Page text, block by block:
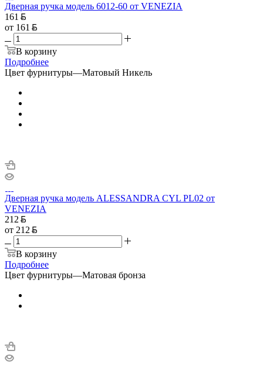
Дверная ручка модель 6012-60 от VENEZIA
161
от 161
В корзину
Подробнее
Цвет фурнитуры—Матовый Никель
Дверная ручка модель ALESSANDRA CYL PL02 от
VENEZIA
212
от 212
В корзину
Подробнее
Цвет фурнитуры—Матовая бронза